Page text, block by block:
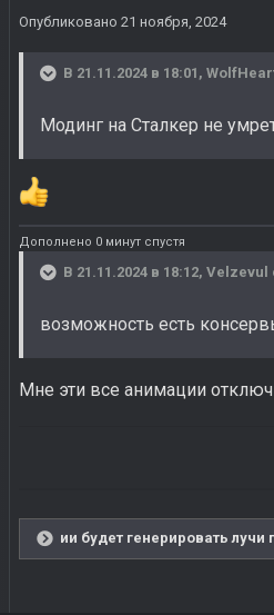
Опубликовано 21 ноября, 2024
В 21.11.2024 в 18:01,
Модинг на Сталкер не
Дополнено 0 минут спустя
В 21.11.2024 в 18:12, Velzevul
возможность есть
Мне эти все анимации
ии будет генерировать